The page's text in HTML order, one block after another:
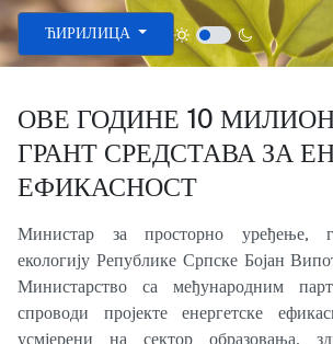
Изаберите ваш језик
ЋИРИЛИЦА
ОВЕ ГОДИНЕ 10
ГРАНТ СРЕДСТАВА ЗА
ЕФИКАСНОСТ
Министар за просторно уређење,
екологију Републике Српске Бојан
Министарство са међународним
спроводи пројекте енергетске
усмјерени на сектор образовања,